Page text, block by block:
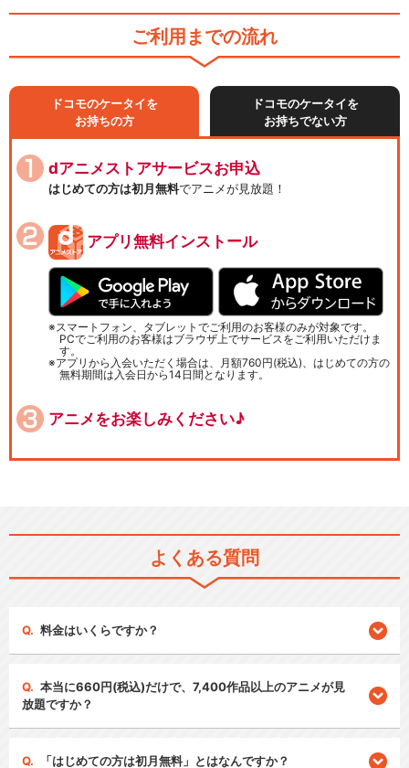
ご利用までの流れ
ドコモのケータイを
お持ちの方
ドコモのケータイを
お持ちでない方
dアニメストアサービスお申込
はじめての方は初月無料でアニメが見放題！
アプリ無料インストール
スマートフォン、タブレットでご利用のお客様のみが対象です。
PCでご利用のお客様はブラウザ上でサービスをご利用いただけま
す。
アプリから入会いただく場合は、月額760円(税込)、はじめての方の
無料期間は入会日から14日間となります。
アニメをお楽しみください♪
よくある質問
料金はいくらですか？
本当に660円(税込)だけで、7,400作品以上のアニメが見
放題ですか？
「はじめての方は初月無料」とはなんですか？